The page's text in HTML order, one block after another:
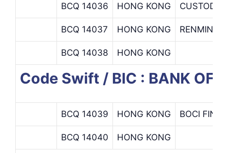
BCQ 14036 HONG KONG CUSTODY
BCQ 14037 HONG KONG RENMINBI
BCQ 14038 HONG KONG
Code Swift / BIC : BANK OF
BCQ 14039 HONG KONG BOCI
BCQ 14040 HONG KONG